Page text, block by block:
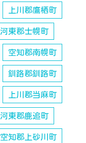
上川郡鷹栖町
河東郡士幌町
空知郡南幌町
釧路郡釧路町
上川郡当麻町
河東郡鹿追町
空知郡上砂川町